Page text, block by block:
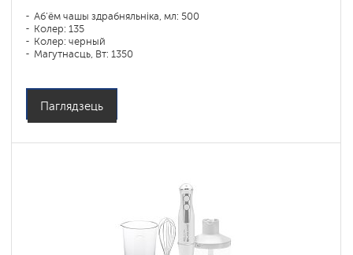
Аб'ём чашы здрабняльніка, мл: 500
Колер: 135
Колер: черный
Магутнасць, Вт: 1350
Паглядзець